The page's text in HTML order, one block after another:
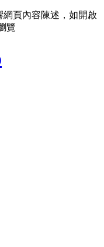
網頁內容陳述，如開啟
覽